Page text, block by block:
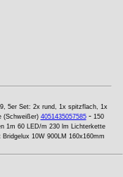
5er Set: 2x rund, 1x spitzflach, 1x
(Schweißer) 4051435057585- 150
1m 60 LED/m 230 lm Lichterkette
Bridgelux 10W 900LM 160x160mm